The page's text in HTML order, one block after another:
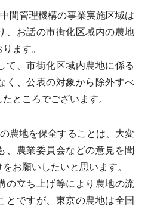
間管理機構の事業実施区域は
、お話の市街化区域内の農地
ます。
、市街化区域内農地に係る
く、公表の対象から除外すべ
ところでございます。
農地を保全することは、大変
、農業委員会などの意見を聞
お願いしたいと思います。
立ち上げ等により農地の流
とですが、東京の農地は全国